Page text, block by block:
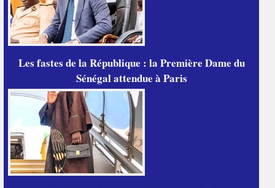
Les fastes de la République : la Première Dame du
Sénégal attendue à Paris